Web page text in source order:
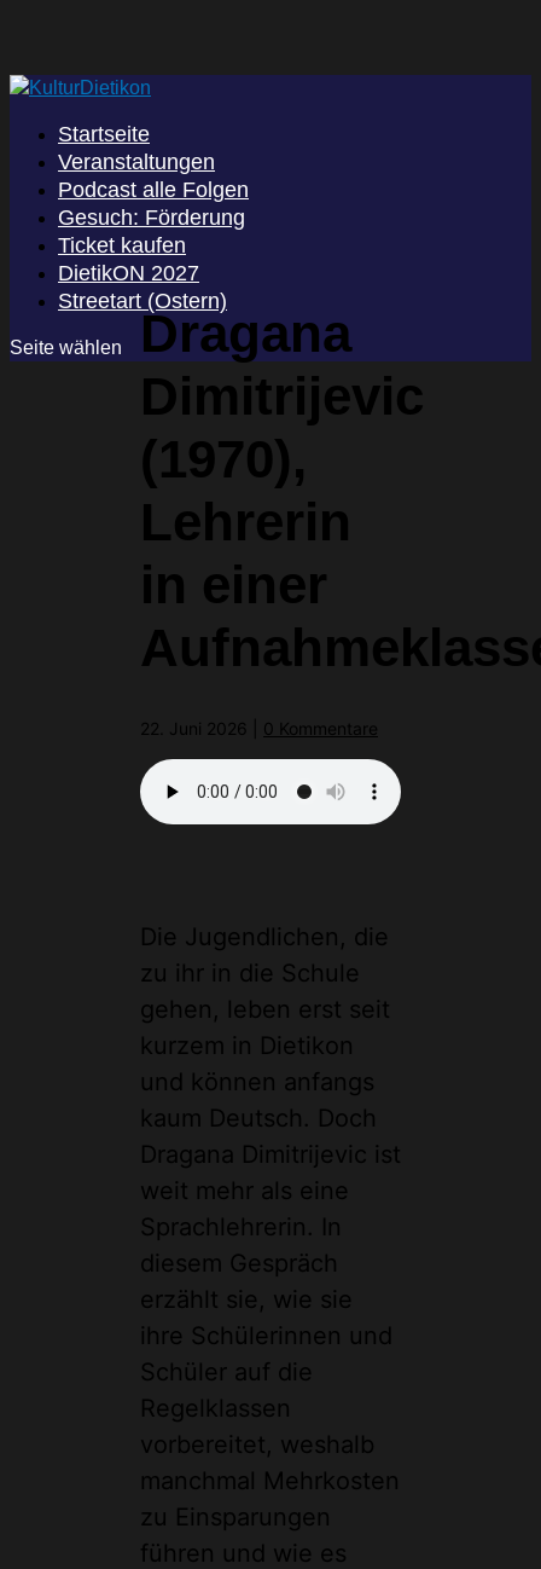
Startseite
Veranstaltungen
Podcast alle Folgen
Gesuch: Förderung
Ticket kaufen
DietikON 2027
Streetart (Ostern)
Seite wählen
Dragana
Dimitrijevic
(1970),
Lehrerin
in einer
22. Juni 2026 0 Kommentare
Die Jugendlichen, die
zu ihr in die Schule
gehen, leben erst seit
kurzem in Dietikon
und können anfangs
kaum Deutsch. Doch
Dragana Dimitrijevic ist
weit mehr als eine
Sprachlehrerin. In
diesem Gespräch
erzählt sie, wie sie
ihre Schülerinnen und
Schüler auf die
Regelklassen
vorbereitet, weshalb
manchmal Mehrkosten
zu Einsparungen
führen und wie es